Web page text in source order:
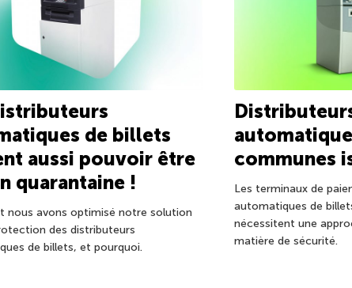
de billets
aussi pouvoir être
quarantaine !
nous avons optimisé notre solution
des distributeurs
de billets, et pourquoi.
communes
Les terminaux de
automatiques de
nécessitent une
matière de sécurité.